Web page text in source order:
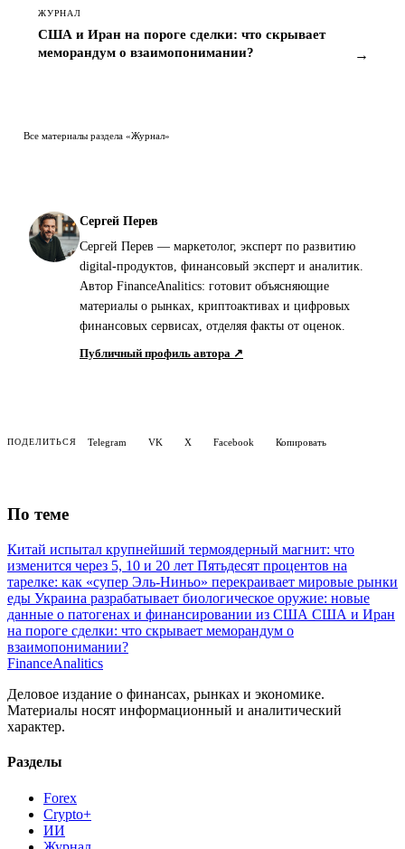
ЖУРНАЛ
США и Иран на пороге сделки: что скрывает
меморандум о взаимопонимании?
→
Все материалы раздела «Журнал»
Сергей Перев
Сергей Перев — маркетолог, эксперт по развитию
digital-продуктов, финансовый эксперт и аналитик.
Автор FinanceAnalitics: готовит объясняющие
материалы о рынках, криптоактивах и цифровых
финансовых сервисах, отделяя факты от оценок.
Публичный профиль автора ↗
ПОДЕЛИТЬСЯ Telegram VK X Facebook Копировать
По теме
Китай испытал крупнейший термоядерный магнит: что
изменится через 5, 10 и 20 лет Пятьдесят процентов на
тарелке: как «супер Эль-Ниньо» перекраивает мировые рынки
еды Украина разрабатывает биологическое оружие: новые
данные о патогенах и финансировании из США США и Иран
на пороге сделки: что скрывает меморандум о
взаимопонимании?
FinanceAnalitics
Деловое издание о финансах, рынках и экономике.
Материалы носят информационный и аналитический
характер.
Разделы
Forex
Crypto+
ИИ